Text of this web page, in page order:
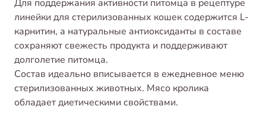
Для поддержания активности питомца в рецептуре
линейки для стерилизованных кошек содержится L-
карнитин, а натуральные антиоксиданты в составе
сохраняют свежесть продукта и поддерживают
долголетие питомца.
Состав идеально вписывается в ежедневное меню
стерилизованных животных. Мясо кролика
обладает диетическими свойствами.